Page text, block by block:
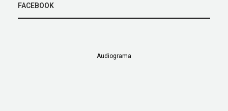
FACEBOOK
Audiograma